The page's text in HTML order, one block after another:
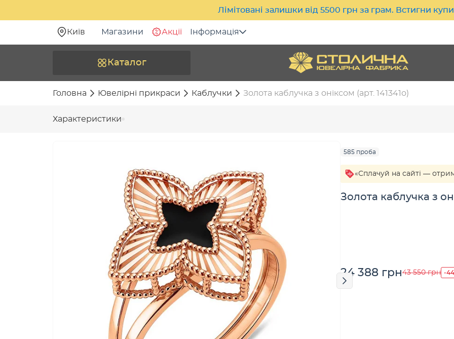
Лімітовані залишки від 5500 грн за грам. Встигни
Київ Магазини Акції Інформація
Каталог
Головна Ювелірні прикраси Каблучки Золота каблучка з оніксом (арт. 141341о)
Характеристики
585 проба
«Сплачуй на сайті —
Золота каблучка з
24 388 грн43 550 грн -